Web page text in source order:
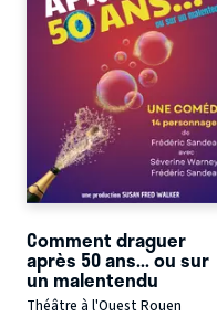
Comment draguer
après 50 ans... ou sur
un malentendu
Théâtre à l'Ouest Rouen